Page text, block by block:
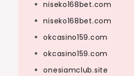
niseko168bet.com
niseko168bet.com
okcasino159.com
okcasino159.com
onesiamclub.site